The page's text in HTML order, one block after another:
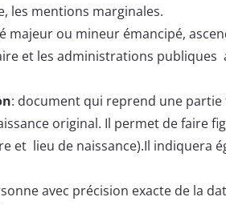
les mentions marginales.
majeur ou mineur émancipé,
et les administrations publiques
: document qui reprend une
original. Il permet de faire
et lieu de naissance).Il indiquera
avec précision exacte de la